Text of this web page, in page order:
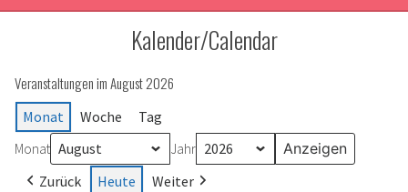
Kalender/Calendar
Veranstaltungen im August 2026
Monat Woche Tag
Monat Jahr
Zurück Heute Weiter